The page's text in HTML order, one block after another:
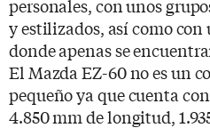
personales, con unos
y estilizados, así como
donde apenas se
El Mazda EZ-60 no es un
pequeño ya que cuenta
4.850 mm de longitud,